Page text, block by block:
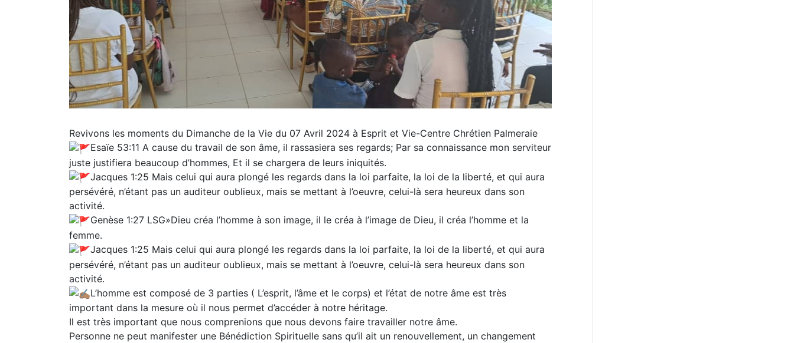
Revivons les moments du Dimanche de la Vie du 07 Avril 2024 à Esprit et Vie-Centre Chrétien Palmeraie
‭‭Esaïe 53:11 A cause du travail de son âme, il rassasiera ses regards; Par sa connaissance mon serviteur
juste justifiera beaucoup d’hommes, Et il se chargera de leurs iniquités.
‭‭Jacques 1:25 Mais celui qui aura plongé les regards dans la loi parfaite, la loi de la liberté, et qui aura
persévéré, n’étant pas un auditeur oublieux, mais se mettant à l’oeuvre, celui-là sera heureux dans son
activité.
Genèse‬ ‭1‬:‭27‬ ‭LSG‬‬»Dieu créa l’homme à son image, il le créa à l’image de Dieu, il créa l’homme et la
femme.
‭‭Jacques 1:25 Mais celui qui aura plongé les regards dans la loi parfaite, la loi de la liberté, et qui aura
persévéré, n’étant pas un auditeur oublieux, mais se mettant à l’oeuvre, celui-là sera heureux dans son
activité.
L’homme est composé de 3 parties ( L’esprit, l’âme et le corps) et l’état de notre âme est très
important dans la mesure où il nous permet d’accéder à notre héritage.
Il est très important que nous comprenions que nous devons faire travailler notre âme.
Personne ne peut manifester une Bénédiction Spirituelle sans qu’il ait un renouvellement, un changement